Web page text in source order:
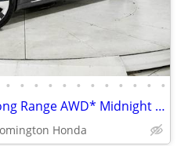
• • • • • • • • • • • •
2021 *Tesla* *Model S* *Long Range AWD* Midnight Sil
Honda